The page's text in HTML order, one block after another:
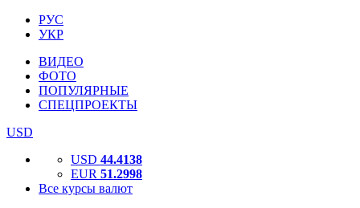
РУС
УКР
ВИДЕО
ФОТО
ПОПУЛЯРНЫЕ
СПЕЦПРОЕКТЫ
USD
USD 44.4138
EUR 51.2998
Все курсы валют